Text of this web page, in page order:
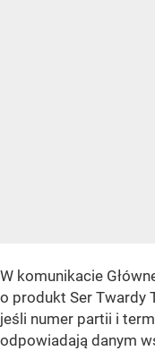
W komunikacie
o produkt Ser Twardy
jeśli numer partii i
odpowiadają danym